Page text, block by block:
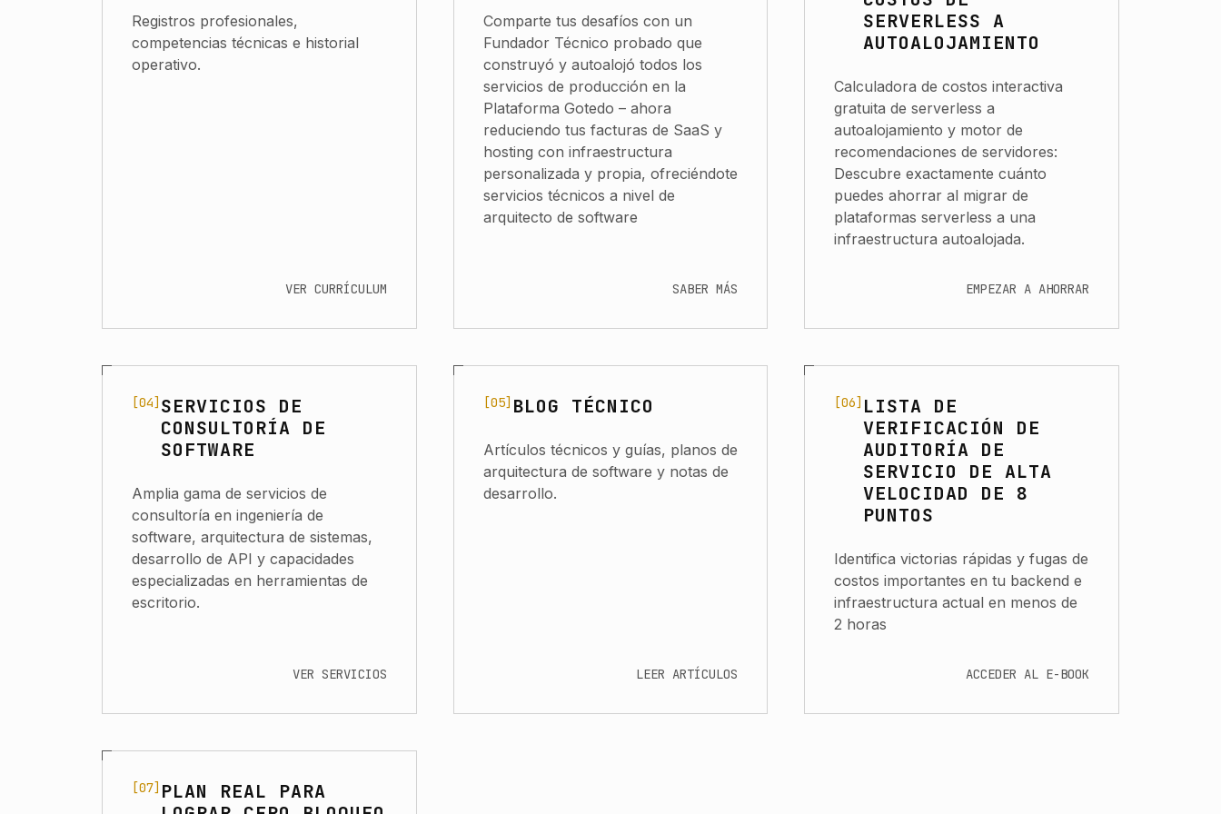
Registros profesionales,
competencias técnicas e historial
operativo.
VER CURRÍCULUM
Comparte tus desafíos con un
Fundador Técnico probado que
construyó y autoalojó todos los
servicios de producción en la
Plataforma Gotedo – ahora
reduciendo tus facturas de SaaS y
hosting con infraestructura
personalizada y propia, ofreciéndote
servicios técnicos a nivel de
arquitecto de software
SABER MÁS
SERVERLESS A
AUTOALOJAMIENTO
Calculadora de costos interactiva
gratuita de serverless a
autoalojamiento y motor de
recomendaciones de servidores:
Descubre exactamente cuánto
puedes ahorrar al migrar de
plataformas serverless a una
infraestructura autoalojada.
EMPEZAR A AHORRAR
[04] SERVICIOS DE
CONSULTORÍA DE
SOFTWARE
Amplia gama de servicios de
consultoría en ingeniería de
software, arquitectura de sistemas,
desarrollo de API y capacidades
especializadas en herramientas de
escritorio.
VER SERVICIOS
Navigate to Servicios de Consultoría de Software [05] BLOG TÉCNICO
Artículos técnicos y guías, planos de
arquitectura de software y notas de
desarrollo.
LEER ARTÍCULOS
Navigate to Blog Técnico [06] LISTA DE
VERIFICACIÓN DE
AUDITORÍA DE
SERVICIO DE ALTA
VELOCIDAD DE 8
PUNTOS
Identifica victorias rápidas y fugas de
costos importantes en tu backend e
infraestructura actual en menos de
2 horas
ACCEDER AL E-BOOK
Navigate to Lista de Verificación de Auditoría de
[07] PLAN REAL PARA
Navigate to Plan Real para Lograr Cero Bloqueo de Proveedor y Cero Tarifas de Proveedor